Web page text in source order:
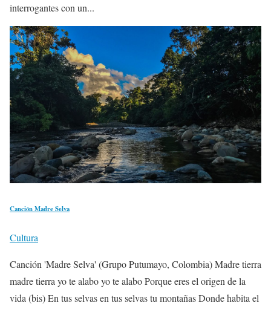
interrogantes con un...
Canción Madre Selva
Cultura
Canción 'Madre Selva' (Grupo Putumayo, Colombia) Madre tierra
madre tierra yo te alabo yo te alabo Porque eres el origen de la
vida (bis) En tus selvas en tus selvas tu montañas Donde habita el